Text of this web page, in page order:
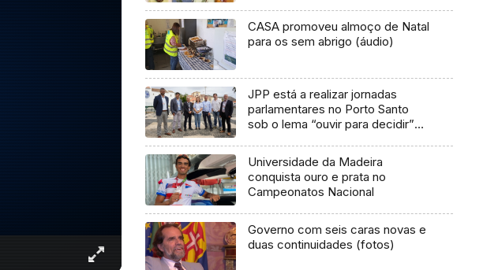
CASA promoveu almoço de Natal
para os sem abrigo (áudio)
JPP está a realizar jornadas
parlamentares no Porto Santo
sob o lema “ouvir para decidir”
Universidade da Madeira
conquista ouro e prata no
Campeonatos Nacional
Governo com seis caras novas e
duas continuidades (fotos)